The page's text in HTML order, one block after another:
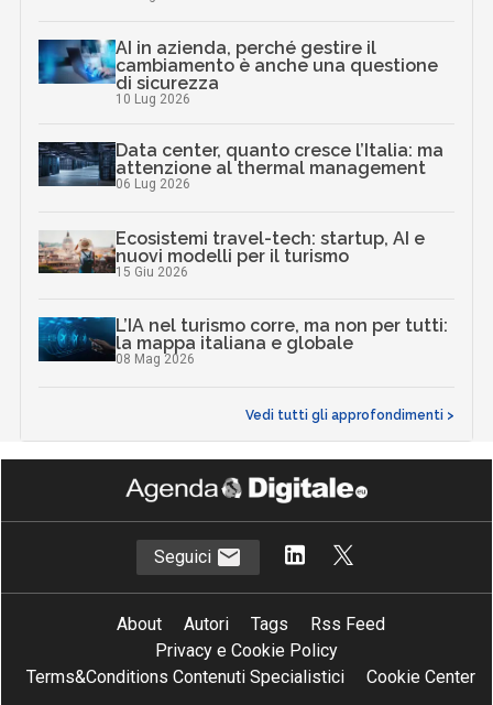
AI in azienda, perché gestire il
cambiamento è anche una questione
di sicurezza
10 Lug 2026
Data center, quanto cresce l’Italia: ma
attenzione al thermal management
06 Lug 2026
Ecosistemi travel-tech: startup, AI e
nuovi modelli per il turismo
15 Giu 2026
L’IA nel turismo corre, ma non per tutti:
la mappa italiana e globale
08 Mag 2026
Vedi tutti gli approfondimenti >
Seguici
About Autori Tags
Rss Feed
Privacy e Cookie Policy
Terms&Conditions Contenuti Specialistici
Cookie Center